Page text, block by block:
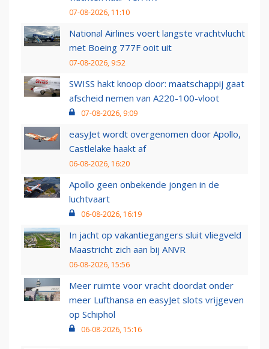
07-08-2026, 11:10
National Airlines voert langste vrachtvlucht
met Boeing 777F ooit uit
07-08-2026, 9:52
SWISS hakt knoop door: maatschappij gaat
afscheid nemen van A220-100-vloot
07-08-2026, 9:09
easyJet wordt overgenomen door Apollo,
Castlelake haakt af
06-08-2026, 16:20
Apollo geen onbekende jongen in de
luchtvaart
06-08-2026, 16:19
In jacht op vakantiegangers sluit vliegveld
Maastricht zich aan bij ANVR
06-08-2026, 15:56
Meer ruimte voor vracht doordat onder
meer Lufthansa en easyJet slots vrijgeven
op Schiphol
06-08-2026, 15:16